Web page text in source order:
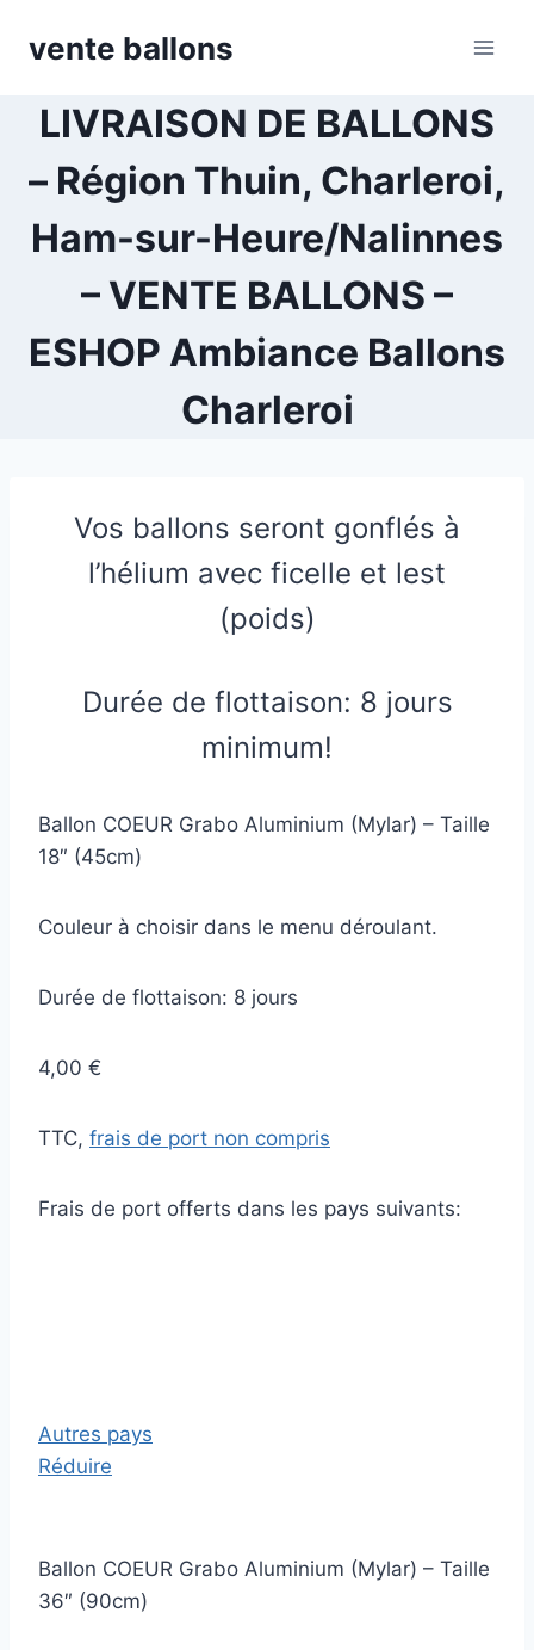
vente ballons
LIVRAISON DE BALLONS
– Région Thuin, Charleroi,
Ham-sur-Heure/Nalinnes
– VENTE BALLONS –
ESHOP Ambiance Ballons
Charleroi
Vos ballons seront gonflés à
l’hélium avec ficelle et lest
(poids)
Durée de flottaison: 8 jours
minimum!
Ballon COEUR Grabo Aluminium (Mylar) – Taille
18″ (45cm)
Couleur à choisir dans le menu déroulant.
Durée de flottaison: 8 jours
4,00 €
TTC, frais de port non compris
Frais de port offerts dans les pays suivants:
Autres pays
Réduire
Ballon COEUR Grabo Aluminium (Mylar) – Taille
36″ (90cm)